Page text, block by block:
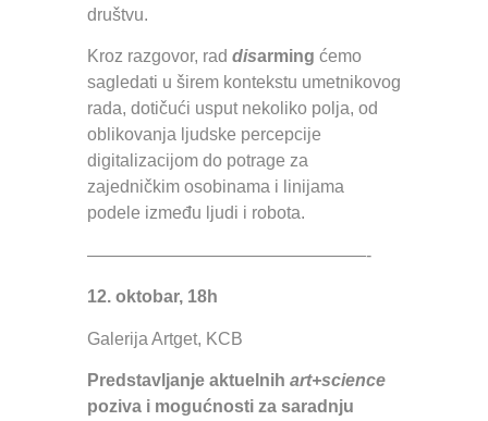
društvu.
Kroz razgovor, rad disarming ćemo
sagledati u širem kontekstu umetnikovog
rada, dotičući usput nekoliko polja, od
oblikovanja ljudske percepcije
digitalizacijom do potrage za
zajedničkim osobinama i linijama
podele između ljudi i robota.
————————————————-
12. oktobar, 18h
Galerija Artget, KCB
Predstavljanje aktuelnih art+science
poziva i mogućnosti za saradnju